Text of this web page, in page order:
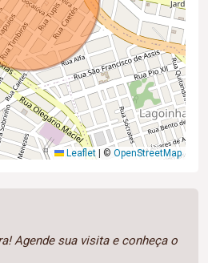
Leaflet © OpenStreetMap
Agende sua visita e conheça o